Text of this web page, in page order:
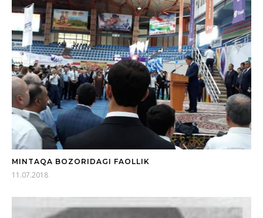
MINTAQA BOZORIDAGI FAOLLIK
11.07.2018